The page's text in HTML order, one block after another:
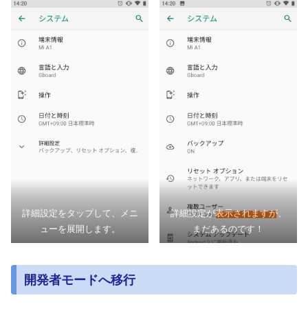
詳細設定をタップして、メニ
ューを展開します。
詳細設定が表示されますが、
まだあるのです！
開発者モードへ移行